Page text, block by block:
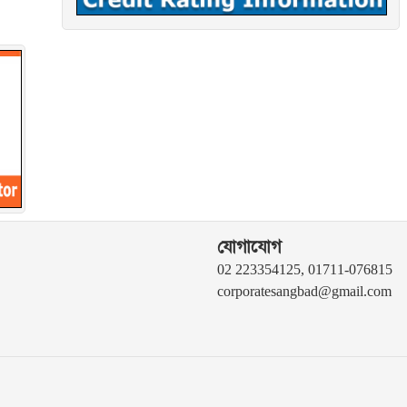
যোগাযোগ
02 223354125, 01711-076815
corporatesangbad@gmail.com